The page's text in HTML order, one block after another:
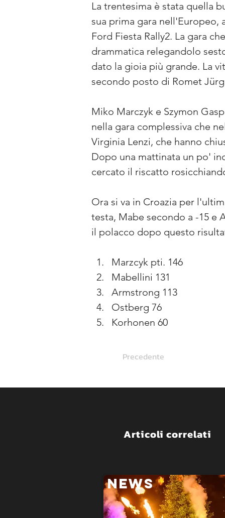
La trentesima è stata quella
sua prima gara nell'Europeo,
Ford Fiesta Rally2. La gara
drammatica relegandolo
dato la gioia più grande. La
secondo posto di Romet
Miko Marczyk e Szymon
nella gara complessiva che
Virginia Lenzi, che hanno
Dopo una mattinata un po'
cercato il riscatto
Ora si va in Croazia per
testa, Mabe secondo a -15 e
il polacco dopo questo
Marzcyk pti. 146
Mabellini 131
Armstrong 113
Ostberg 76
Korhonen 60
Precedente
Articoli correlati
NEWS